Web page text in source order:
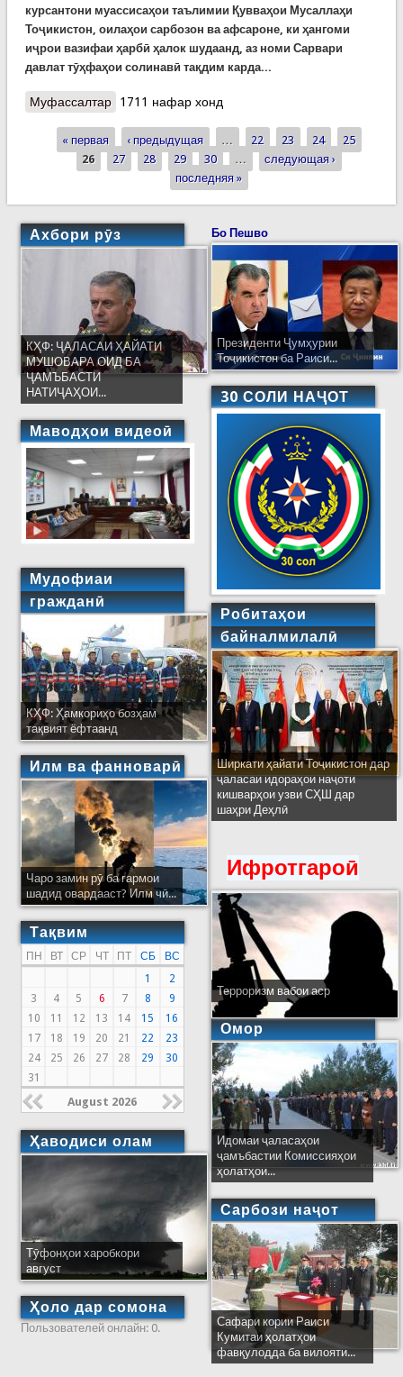
курсантони муассисаҳои таълимии Қувваҳои Мусаллаҳи
Тоҷикистон, оилаҳои сарбозон ва афсароне, ки ҳангоми
иҷрои вазифаи ҳарбӣ ҳалок шудаанд, аз номи Сарвари
давлат тӯҳфаҳои солинавӣ тақдим карда...
Муфассалтаро Туҳфаҳои солинавии Сарвари давлат ба
1711 нафар хонд
Страницы
« первая ‹ предыдущая … 22 23 24
25
26
27 28 29 30 …
следующая ›
последняя »
Ахбори рӯз
КҲФ: ҶАЛАСАИ ҲАЙАТИ
МУШОВАРА ОИД БА
ҶАМЪБАСТИ
НАТИҶАҲОИ...
Маводҳои видеоӣ
Мудофиаи
гражданӣ
КҲФ: Ҳамкориҳо бозҳам
тақвият ёфтаанд
Илм ва фанноварӣ
Чаро замин рӯ ба гармои
шадид овардааст? Илм чӣ...
Тақвим
ПН ВТ СР ЧТ ПТ СБ
ВС
1
2
3
4 5 6 7 8
9
10
11 12 13 14 15
16
17
18 19 20 21 22
23
24
25 26 27 28 29
30
31
August 2026
Ҳаводиси олам
Тӯфонҳои харобкори
август
Ҳоло дар сомона
Пользователей онлайн: 0.
Бо Пешво
Президенти Ҷумҳурии
Тоҷикистон ба Раиси...
30 СОЛИ НАҶОТ
Робитаҳои
байналмилалӣ
Ширкати ҳайати Тоҷикистон дар
ҷаласаи идораҳои наҷоти
кишварҳои узви СҲШ дар
шаҳри Деҳлӣ
Ифротгароӣ
Терроризм вабои аср
Омор
Идомаи ҷаласаҳои
ҷамъбастии Комиссияҳои
ҳолатҳои...
Сарбози наҷот
Сафари кории Раиси
Кумитаи ҳолатҳои
фавқулодда ба вилояти...